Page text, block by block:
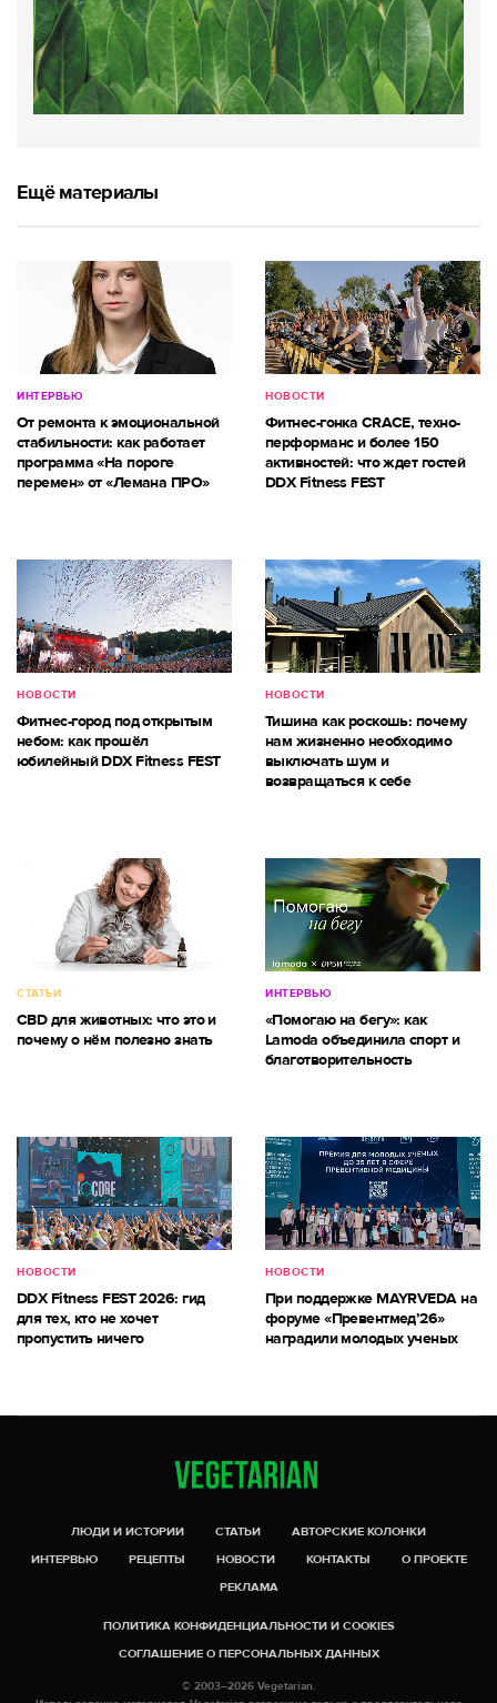
Ещё материалы
ИНТЕРВЬЮ
От ремонта к эмоциональной
стабильности: как работает
программа «На пороге
перемен» от «Лемана ПРО»
НОВОСТИ
Фитнес-гонка CRACE, техно-
перформанс и более 150
активностей: что ждет гостей
DDX Fitness FEST
НОВОСТИ
Фитнес-город под открытым
небом: как прошёл
юбилейный DDX Fitness FEST
НОВОСТИ
Тишина как роскошь: почему
нам жизненно необходимо
выключать шум и
возвращаться к себе
СТАТЬИ
CBD для животных: что это и
почему о нём полезно знать
ИНТЕРВЬЮ
«Помогаю на бегу»: как
Lamoda объединила спорт и
благотворительность
НОВОСТИ
DDX Fitness FEST 2026: гид
для тех, кто не хочет
пропустить ничего
НОВОСТИ
При поддержке MAYRVEDA на
форуме «Превентмед’26»
наградили молодых ученых
ЛЮДИ И ИСТОРИИ СТАТЬИ
АВТОРСКИЕ КОЛОНКИ
ИНТЕРВЬЮ
РЕЦЕПТЫ НОВОСТИ КОНТАКТЫ
О ПРОЕКТЕ
РЕКЛАМА
ПОЛИТИКА КОНФИДЕНЦИАЛЬНОСТИ И COOKIES
СОГЛАШЕНИЕ О ПЕРСОНАЛЬНЫХ ДАННЫХ
© 2003–2026 Vegetarian.